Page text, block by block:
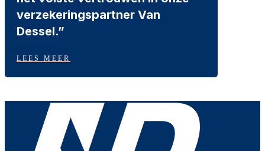
verzekeringspartner Van
Dessel.”
LEES MEER